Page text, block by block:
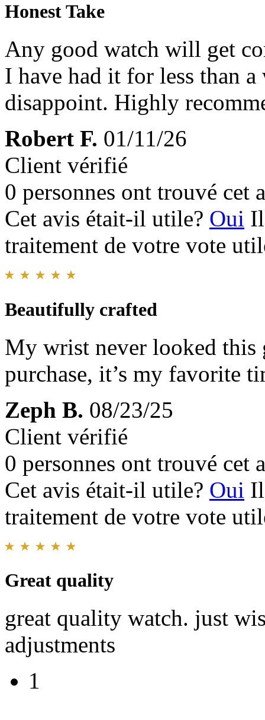
Honest Take
Any good watch will get
I have had it for less than
disappoint. Highly
Robert F. 01/11/26
Client vérifié
0 personnes ont trouvé cet
Cet avis était-il utile? Oui
traitement de votre vote
Beautifully crafted
My wrist never looked
purchase, it’s my favorite
Zeph B. 08/23/25
Client vérifié
0 personnes ont trouvé cet
Cet avis était-il utile? Oui
traitement de votre vote
Great quality
great quality watch. just
adjustments
1